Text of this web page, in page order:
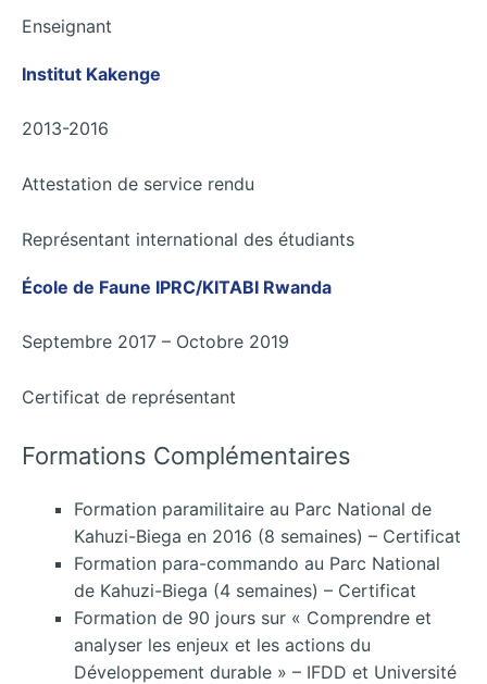
Enseignant
Institut Kakenge
2013-2016
Attestation de service rendu
Représentant international des étudiants
École de Faune IPRC/KITABI Rwanda
Septembre 2017 – Octobre 2019
Certificat de représentant
Formations Complémentaires
Formation paramilitaire au Parc National de
Kahuzi-Biega en 2016 (8 semaines) – Certificat
Formation para-commando au Parc National
de Kahuzi-Biega (4 semaines) – Certificat
Formation de 90 jours sur « Comprendre et
analyser les enjeux et les actions du
Développement durable » – IFDD et Université